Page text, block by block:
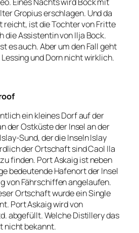
Eines Nachts wird Bock mit
Gropius erschlagen. Und da
reicht, ist die Tochter von Fritte
die Assistentin von Ilja Bock.
es auch. Aber um den Fall geht
und Dorn nicht wirklich.
ein kleines Dorf auf der
der Ostküste der Insel an der
Sund, der die Inseln Islay
der Ortschaft sind Caol Ila
finden. Port Askaig ist neben
bedeutende Hafenort der Insel
von Fährschiffen angelaufen.
Ortschaft wurde ein Single
Port Askaig wird von
abgefüllt. Welche Distillery das
nicht bekannt.